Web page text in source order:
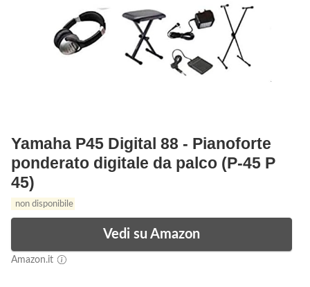
Yamaha P45 Digital 88 - Pianoforte
ponderato digitale da palco (P-45 P
45)
non disponibile
Vedi su Amazon
Amazon.it